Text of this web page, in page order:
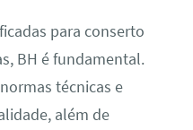
para conserto
BH é fundamental.
técnicas e
além de